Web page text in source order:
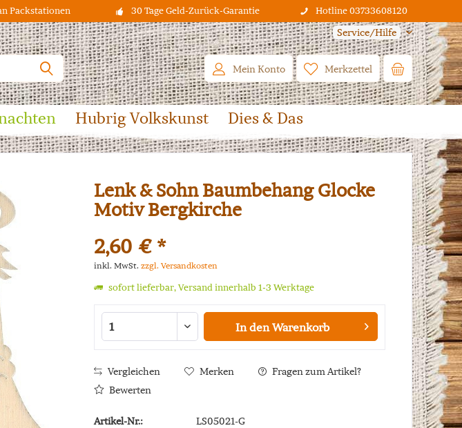
Packstationen 30 Tage Geld-Zurück-Garantie Hotline 03733608120
Service/Hilfe
Merkzettel
Mein Konto
Hubrig Volkskunst Dies & Das
Lenk & Sohn Baumbehang Glocke
Motiv Bergkirche
2,60 € *
inkl. MwSt. zzgl. Versandkosten
sofort lieferbar, Versand innerhalb 1-3 Werktage
In den Warenkorb
Vergleichen Merken
Fragen zum Artikel?
Bewerten
Artikel-Nr.:
LS05021-G